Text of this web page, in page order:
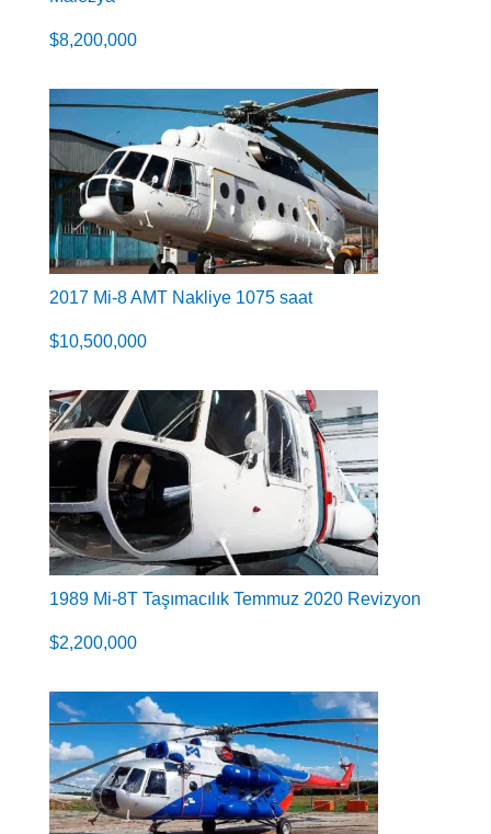
$8,200,000
2017 Mi-8 AMT Nakliye 1075 saat
$10,500,000
1989 Mi-8T Taşımacılık Temmuz 2020 Revizyon
$2,200,000